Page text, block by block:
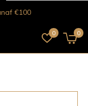
0 0
€100